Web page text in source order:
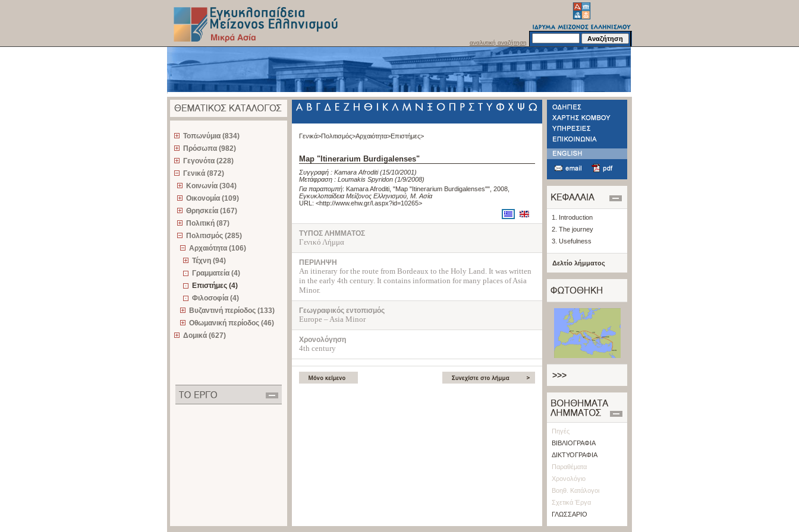
αναλυτική αναζήτηση
Τοπωνύμια (834)
Πρόσωπα (982)
Γεγονότα (228)
Γενικά (872)
Κοινωνία (304)
Οικονομία (109)
Θρησκεία (167)
Πολιτική (87)
Πολιτισμός (285)
Αρχαιότητα (106)
Τέχνη (94)
Γραμματεία (4)
Επιστήμες (4)
Φιλοσοφία (4)
Βυζαντινή περίοδος (133)
Οθωμανική περίοδος (46)
Δομικά (627)
Γενικά>Πολιτισμός>Αρχαιότητα>Επιστήμες>
Map "Itinerarium Burdigalenses"
Συγγραφή : Kamara Afroditi (15/10/2001)
Μετάφραση : Loumakis Spyridon (1/9/2008)
Για παραπομπή: Kamara Afroditi, "Map "Itinerarium Burdigalenses"", 2008
Εγκυκλοπαίδεια Μείζονος Ελληνισμού, Μ. Ασία
URL: <http://www.ehw.gr/l.aspx?id=10265>
ΤΥΠΟΣ ΛΗΜΜΑΤΟΣ
Γενικό Λήμμα
ΠΕΡΙΛΗΨΗ
An itinerary for the route from Bordeaux to the Holy Land. It was written
in the early 4th century. It contains information for many places of Asia
Minor.
Γεωγραφικός εντοπισμός
Europe – Asia Minor
Χρονολόγηση
4th century
1. Introduction
2. The journey
3. Usefulness
Δελτίο λήμματος
>>>
Πηγές
ΒΙΒΛΙΟΓΡΑΦΙΑ
ΔΙΚΤΥΟΓΡΑΦΙΑ
Παραθέματα
Χρονολόγιο
Βοηθ. Κατάλογοι
Σχετικά Έργα
ΓΛΩΣΣΑΡΙΟ